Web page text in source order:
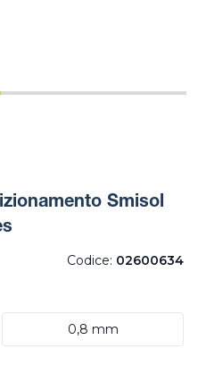
Smisol
Codice: 02600634
0,8 mm